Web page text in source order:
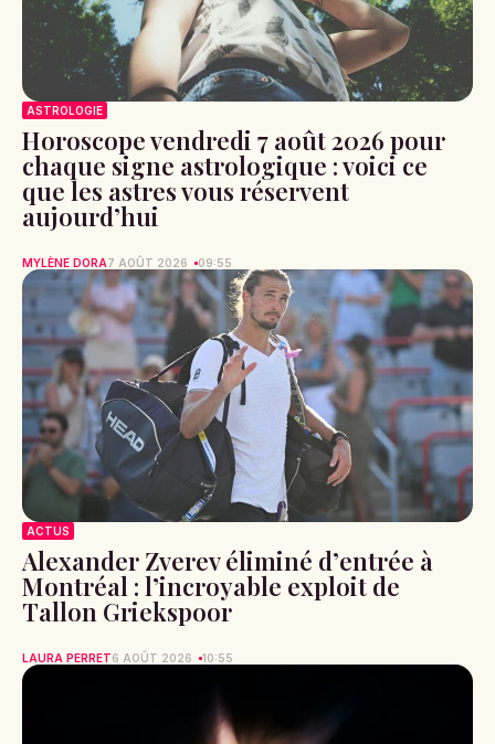
ASTROLOGIE
Horoscope vendredi 7 août 2026 pour
chaque signe astrologique : voici ce
que les astres vous réservent
aujourd’hui
MYLÈNE DORA7 AOÛT 2026 09:55
ACTUS
Alexander Zverev éliminé d’entrée à
Montréal : l’incroyable exploit de
Tallon Griekspoor
LAURA PERRET6 AOÛT 2026 10:55